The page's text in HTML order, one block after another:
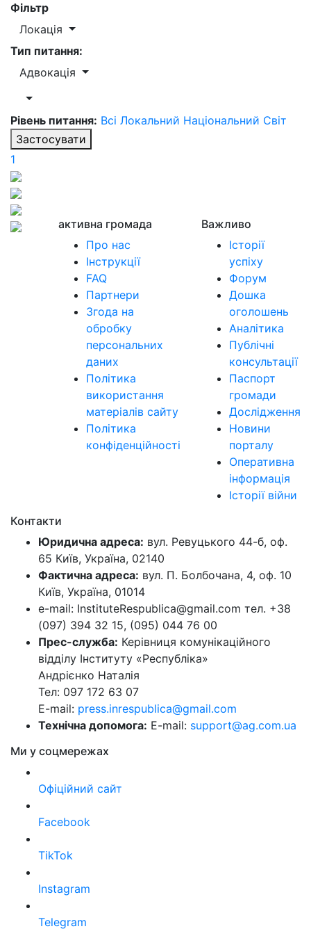
Фільтр
Локація
Тип питання:
Адвокація
Рівень питання: Всі Локальний Національний Світ
Застосувати
1
активна громада
Про нас
Інструкції
FAQ
Партнери
Згода на
обробку
персональних
даних
Політика
використання
матеріалів сайту
Політика
конфіденційності
Важливо
Історії
успіху
Форум
Дошка
оголошень
Аналітика
Публічні
консультації
Паспорт
громади
Дослідження
Новини
порталу
Оперативна
інформація
Історії війни
Контакти
Юридична адреса: вул. Ревуцького 44-б, оф.
65 Київ, Україна, 02140
Фактична адреса: вул. П. Болбочана, 4, оф. 10
Київ, Україна, 01014
e-mail: InstituteRespublica@gmail.com тел. +38
(097) 394 32 15, (095) 044 76 00
Прес-служба: Керівниця комунікаційного
відділу Інституту «Республіка»
Андрієнко Наталія
Тел: 097 172 63 07
E-mail: press.inrespublica@gmail.com
Технічна допомога: E-mail: support@ag.com.ua
Ми у соцмережах
Офіційний сайт
Facebook
TikTok
Instagram
Telegram